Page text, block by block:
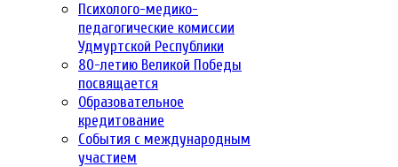
Психолого-медико-
педагогические комиссии
Удмуртской Республики
80-летию Великой Победы
посвящается
Образовательное
кредитование
События с международным
участием